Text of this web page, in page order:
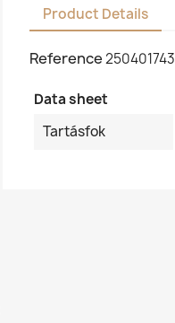
Product Details
Reference250401743
Data sheet
Tartásfok